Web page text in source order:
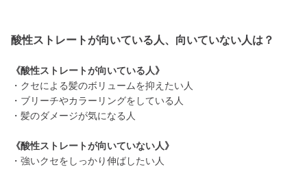
酸性ストレートが向いている人、向いていない人は？
《酸性ストレートが向いている人》
・クセによる髪のボリュームを抑えたい人
・ブリーチやカラーリングをしている人
・髪のダメージが気になる人
《酸性ストレートが向いていない人》
・強いクセをしっかり伸ばしたい人